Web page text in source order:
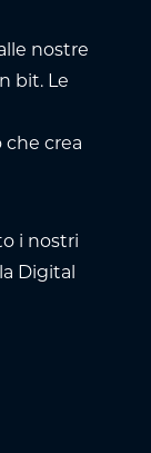
nostre
bit. Le
che crea
i nostri
Digital